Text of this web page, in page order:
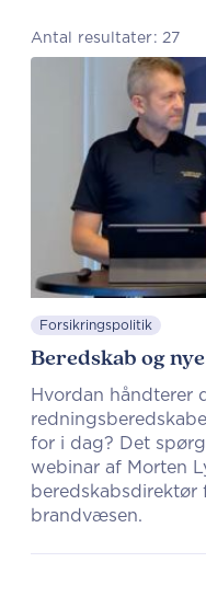
Antal resultater: 27
Forsikringspolitik
Beredskab og
Hvordan håndterer
for i dag? Det
webinar af Morten
beredskabsdirektør
brandvæsen.